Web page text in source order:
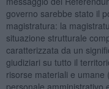
governo sarebbe stato il
magistratura: la
situazione strutturale
caratterizzata da un
giudiziari su tutto il
risorse materiali e
personale amministrativo